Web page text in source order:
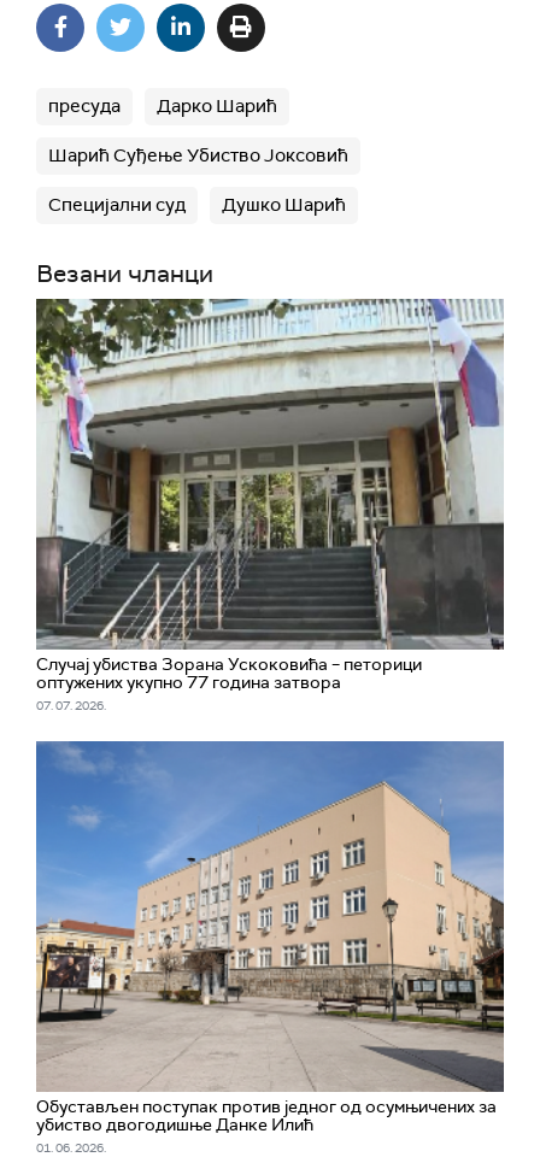
пресуда Дарко Шарић
Шарић Суђење Убиство Јоксовић
Специјални суд Душко Шарић
Везани чланци
Случај убиства Зорана Ускоковића – петорици
оптужених укупно 77 година затвора
07. 07. 2026.
Обустављен поступак против једног од осумњичених за
убиство двогодишње Данке Илић
01. 06. 2026.